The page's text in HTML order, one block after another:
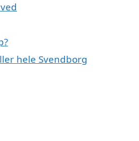
hele Svendborg